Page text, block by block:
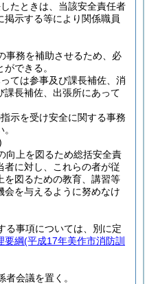
たときは、当該安全責任者
示する等により関係職員
事務を補助させるため、必
できる。
ては参事及び課長補佐、消
課長補佐、出張所にあって
示を受け安全に関する事務
向上を図るため総括安全責
者に対し、これらの者が従
を図るための教育、講習等
会を与えるように努めなけ
る事項については、別に定
要綱(平成17年美作市消防訓
会議を置く。